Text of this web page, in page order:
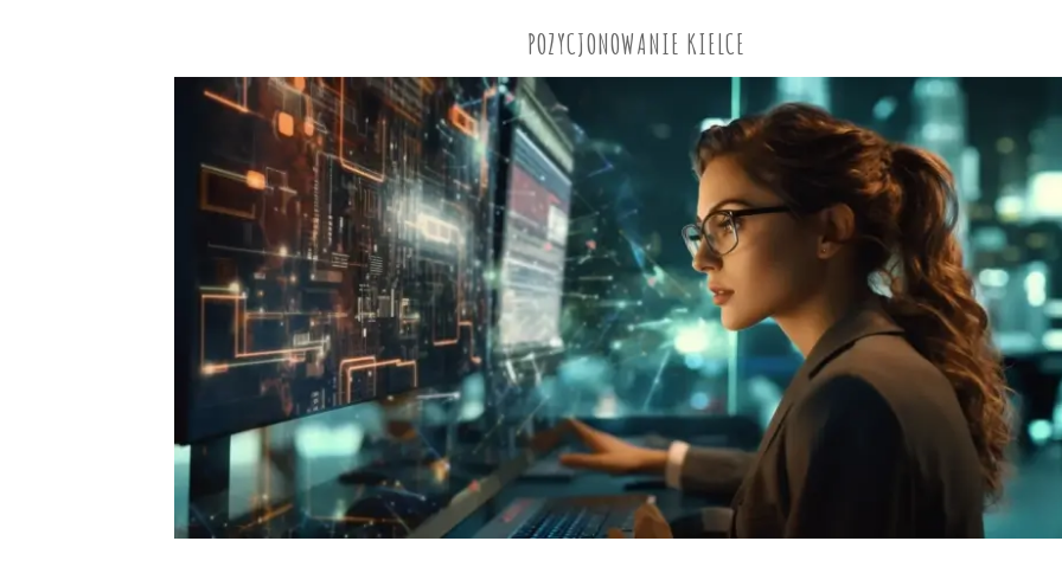
POZYCJONOWANIE KIELCE